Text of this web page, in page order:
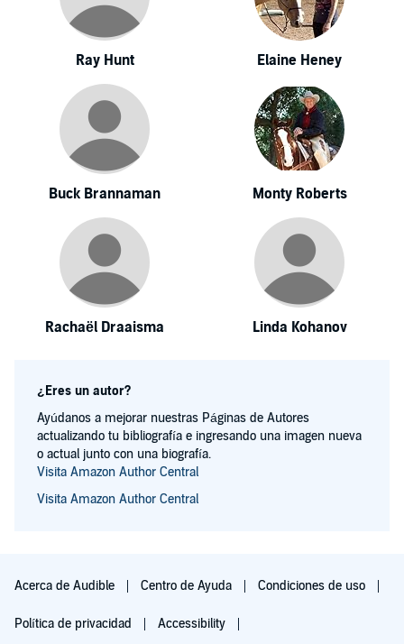
Ray Hunt Elaine Heney
Buck Brannaman Monty Roberts
Rachaël Draaisma Linda Kohanov
¿Eres un autor?
Ayúdanos a mejorar nuestras Páginas de Autores
actualizando tu bibliografía e ingresando una imagen nueva
o actual junto con una biografía.
Visita Amazon Author Central
Visita Amazon Author Central
Acerca de Audible Centro de Ayuda Condiciones de uso
Política de privacidad Accessibility